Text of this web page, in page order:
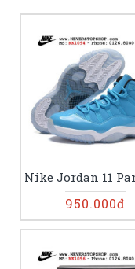
Nike Jordan 11
950.000đ